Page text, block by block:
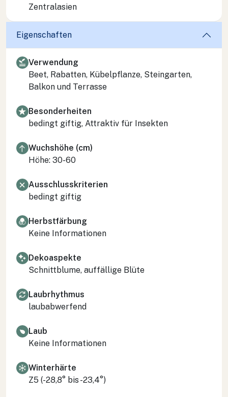
Zentralasien
Eigenschaften
Verwendung
Beet, Rabatten, Kübelpflanze, Steingarten,
Balkon und Terrasse
Besonderheiten
bedingt giftig, Attraktiv für Insekten
Wuchshöhe (cm)
Höhe: 30-60
Ausschlusskriterien
bedingt giftig
Herbstfärbung
Keine Informationen
Dekoaspekte
Schnittblume, auffällige Blüte
Laubrhythmus
laubabwerfend
Laub
Keine Informationen
Winterhärte
Z5 (-28,8° bis -23,4°)